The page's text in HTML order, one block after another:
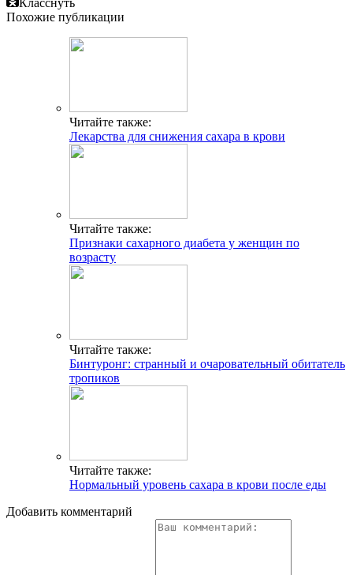
Класснуть
Похожие публикации
Читайте также:
Лекарства для снижения сахара в крови
Читайте также:
Признаки сахарного диабета у женщин по
возрасту
Читайте также:
Бинтуронг: странный и очаровательный обитатель
тропиков
Читайте также:
Нормальный уровень сахара в крови после еды
Добавить комментарий